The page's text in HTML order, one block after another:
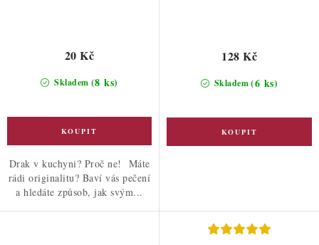
Skladem (8 ks)
20 Kč
Drak v kuchyni? Proč ne! Máte
rádi originalitu? Baví vás pečení
a hledáte způsob, jak svým...
Skladem(6 ks)
128 Kč